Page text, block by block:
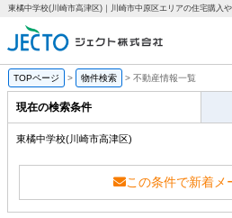
東橘中学校(川崎市高津区)｜川崎市中原区エリアの住宅購入
TOPページ > 物件検索 > 不動産情報一覧
現在の検索条件
東橘中学校(川崎市高津区)
この条件で新着メ